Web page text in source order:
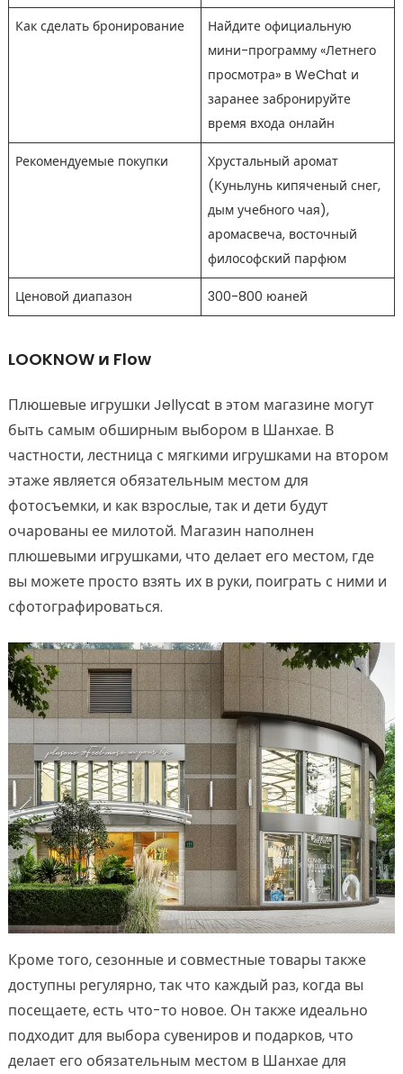
Как сделать бронирование
Найдите официальную
мини-программу «Летнего
просмотра» в WeChat и
заранее забронируйте
время входа онлайн
Рекомендуемые покупки
Хрустальный аромат
(Куньлунь кипяченый снег,
дым учебного чая),
аромасвеча, восточный
философский парфюм
Ценовой диапазон 300-800 юаней
LOOKNOW и Flow
Плюшевые игрушки Jellycat в этом магазине могут
быть самым обширным выбором в Шанхае. В
частности, лестница с мягкими игрушками на втором
этаже является обязательным местом для
фотосъемки, и как взрослые, так и дети будут
очарованы ее милотой. Магазин наполнен
плюшевыми игрушками, что делает его местом, где
вы можете просто взять их в руки, поиграть с ними и
сфотографироваться.
Кроме того, сезонные и совместные товары также
доступны регулярно, так что каждый раз, когда вы
посещаете, есть что-то новое. Он также идеально
подходит для выбора сувениров и подарков, что
делает его обязательным местом в Шанхае для